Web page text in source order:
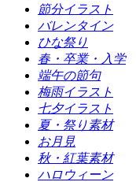
節分イラスト
バレンタイン
ひな祭り
春・卒業・入学
端午の節句
梅雨イラスト
七夕イラスト
夏・祭り素材
お月見
秋・紅葉素材
ハロウィーン